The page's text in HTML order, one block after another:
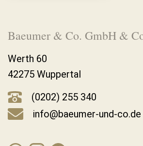
Baeumer & Co. GmbH &
Werth 60
42275 Wuppertal
(0202) 255 340
info@baeumer-und-co.de